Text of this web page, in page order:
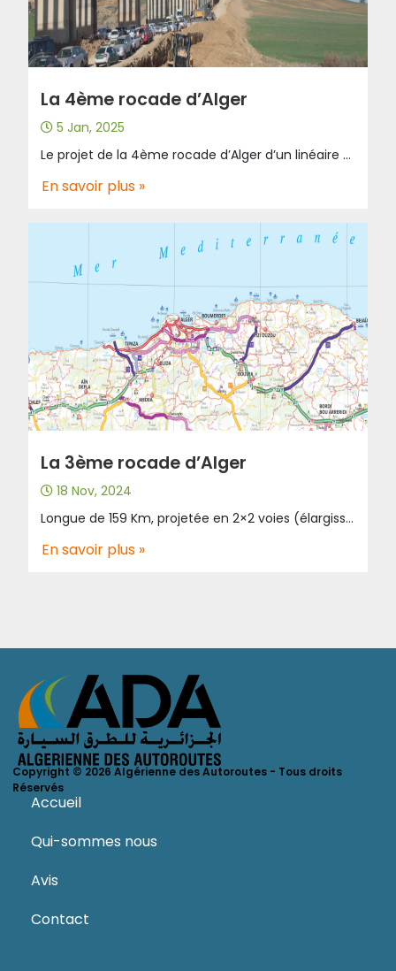
La 4ème rocade d’Alger
5 Jan, 2025
Le projet de la 4ème rocade d’Alger d’un linéaire d’environ de 262 Km s’inscrit dans le cadre du programme du schéma Directeur Routier et Autoroutier, et dont l’objectif est de soulager la région algéroise du trafic de transit empruntant l’Autoroute Est/Ouest et la 2ème Rocade d’Alger, la RN05. La 4ème Rocade d’Alger prend naissance dans la wilaya d’Aïn Defla (Localité Ain Soltane), à Khemis Miliana, au niveau de l’Autoroute Est-Ouest, puis traverse les wilayas de Médéa, en passant au sud de la ville de Berrouaguia (au niveau de la RN1), Bouira et M’Sila, en passant dans les environs des villes de Sour el Gouzlane et Sidi Aissa (au sud de Dirah, au niveau de la RN8), et se termine dans la wilaya de Bordj Bou Arreridj, au niveau de l’Autoroute . Le projet de la 4ème Rocade a été divisé en trois lots : Lot 1 : de l’Echangeur RN18 (Wilaya d’Ain Defla) à l’Echangeur de la RN1 (Wilaya de Médéa) d’un linéaire de sur 67 km en cours de travaux dont 17 km mise en service entre Khemis Miliana et Djendel. Lot 2 : de l’Echangeur de la RN1 (Wilaya de Médéa) à l’Echangeur de la RN8 (Wilaya de M’Sila) d’un linéaire de 85 km dont les études sont achevées. Lot 3 : de l’Echangeur de la RN8 (Est de la localité de Dirah) à l’Echangeur de BBA d’un linéaire de 110 km dont les études sont achevées.
En savoir plus »
La 3ème rocade d’Alger
18 Nov, 2024
Longue de 159 Km, projetée en 2×2 voies (élargissable à 2 x 3 voies), elle traverse les territoires des Wilayas de Tipaza, Alger, Blida, Boumerdes et Tizi-Ouzou. L’objectif de la réalisation de la 3ème Rocade d’Alger est de soulager la région algéroise de la circulation de transit empruntant actuellement la Rocade sud d’Alger, nommée Première Rocade, et la 2ème Rocade. La 3ème Rocade d’Alger est un lien routier stratégique pour la région algéroise. Localisée au sud de la 2ème Rocade ainsi que de l’autoroute Est-Ouest, elle doit sillonner à proximité des villes et localités situées aux environs du piedmont tellien.
En savoir plus »
Copyright © 2026 Algérienne des Autoroutes - Tous droits
Réservés
Accueil
Qui-sommes nous
Avis
Contact